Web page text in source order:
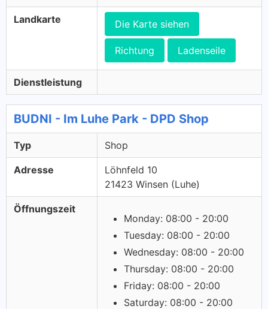
Landkarte Die Karte siehen
Richtung Ladenseile
Dienstleistung
BUDNI - Im Luhe Park - DPD Shop
Typ Shop
Adresse
Löhnfeld 10
21423 Winsen (Luhe)
Öffnungszeit
Monday: 08:00 - 20:00
Tuesday: 08:00 - 20:00
Wednesday: 08:00 - 20:00
Thursday: 08:00 - 20:00
Friday: 08:00 - 20:00
Saturday: 08:00 - 20:00